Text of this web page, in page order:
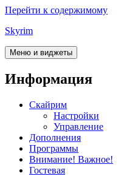
Перейти к содержимому
Skyrim
Меню и виджеты
Информация
Скайрим
Настройки
Управление
Дополнения
Программы
Внимание! Важное!
Гостевая